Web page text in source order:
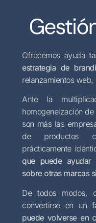
Ofrecemos ayuda
estrategia de
relanzamientos web,
Ante la
homogeneización
son más las
de productos
prácticamente
que puede
sobre otras marcas
De todos modos,
convertirse en un
puede volverse en